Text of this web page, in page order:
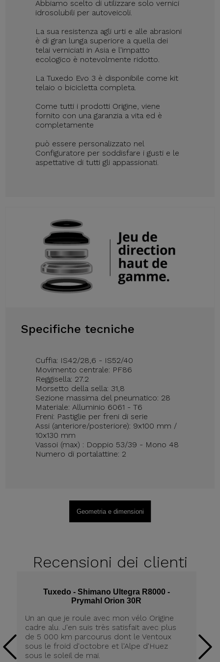
Abbiamo scelto di utilizzare solo vernici
idrosolubili per autoveicoli.
La sua resistenza agli urti e alle abrasioni
è di gran lunga superiore a quella dei
telai verniciati in Asia e l'impatto
ecologico è notevolmente ridotto.
La Tuxedo Evo 3 è disponibile come kit
telaio o bicicletta completa.
Come tutti i prodotti Origine, viene
fornito con una garanzia a vita ed è
completamente
può essere personalizzato nel
Configuratore per soddisfare i gusti e le
aspettative di tutti gli appassionati.
Specifiche tecniche
Cuffia: IS42/28,6 - IS52/40
Movimento centrale: PF86
Reggisella: 27.2
Morsetto della sella: 31,8
Sezione massima del pneumatico: 28
Materiale: Alluminio 6061 - T6
Freni: Pastiglie per freni di serie
Assi (anteriore/posteriore): 9x100 mm /
10x130 mm
Vassoi (max) : Doppio 53/39 - Mono 48
Numero di portalattine: 2
Geometria e dimensioni
Recensioni dei clienti
Tuxedo - Shimano Ultegra R8000 -
Prymahl Orion 30R
Un an que je roule avec mon vélo Origine
cadre alu. J'en suis très satisfait avec plus
de 5 000 km parcourus dont le Ventoux
sous le froid d'octobre et l'Alpe d'Huez
sous le soleil de mai.